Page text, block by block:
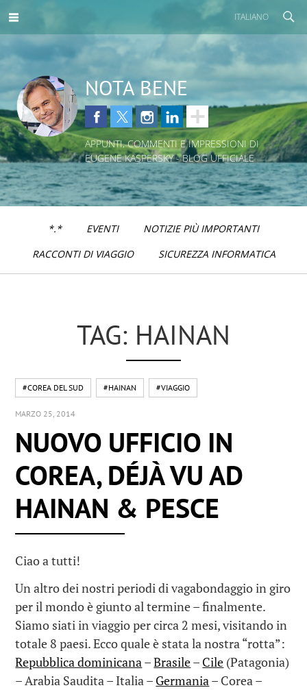
ITALIANO
NOTA BENE
APPUNTI, COMMENTI E IMPRESSIONI DI
EUGENE KASPERSKY - BLOG UFFICIALE
*.* EVENTI
NOTIZIE PIÙ IMPORTANTI
RACCONTI DI VIAGGIO
SICUREZZA INFORMATICA
TAG: HAINAN
#COREA DEL SUD #HAINAN #VIAGGIO
MARZO 25, 2014
NUOVO UFFICIO IN
COREA, DÉJÀ VU AD
HAINAN & PESCE
Ciao a tutti!
Un altro dei nostri periodi di vagabondaggio in giro
per il mondo è giunto al termine – finalmente.
Siamo siati in viaggio per circa 2 mesi, visitando in
totale 8 paesi. Ecco quale è stata la nostra “rotta”:
Repubblica dominicana–Brasile– Cile (Patagonia)
– Arabia Saudita – Italia – Germania– Corea –